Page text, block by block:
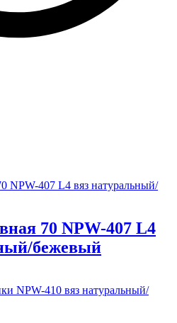
70 NPW-407 L4
бежевый